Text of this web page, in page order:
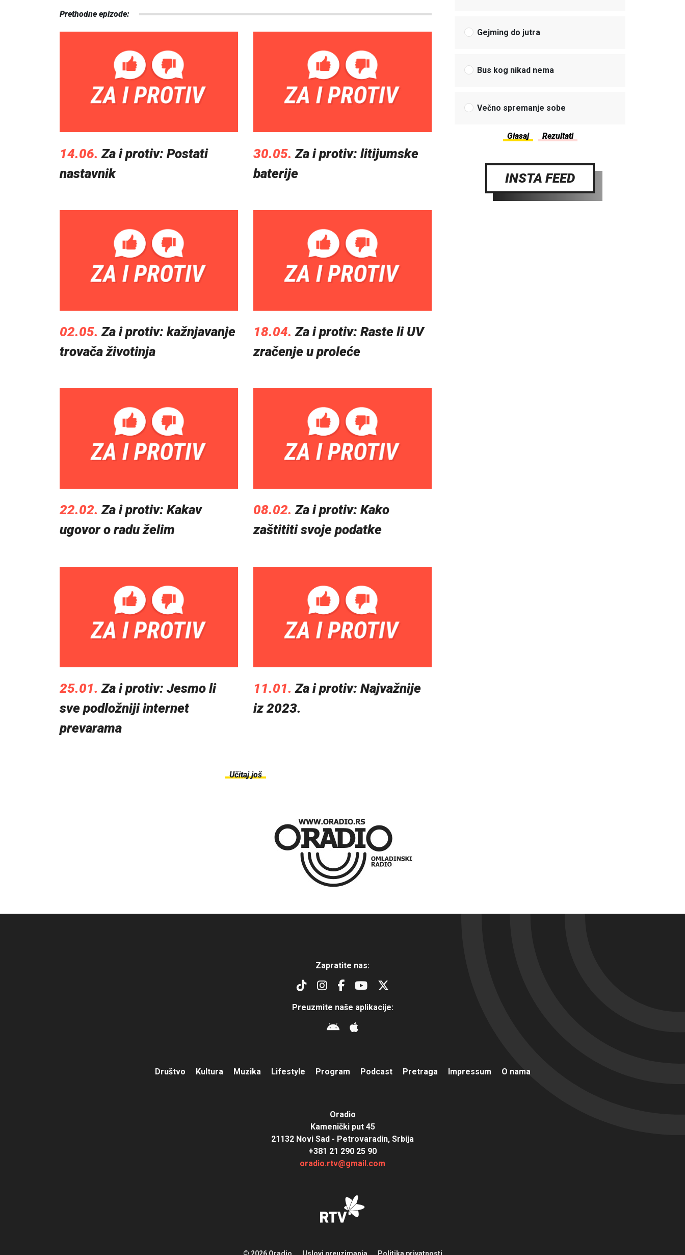
Prethodne epizode:
14.06. Za i protiv: Postati
nastavnik
30.05. Za i protiv: litijumske
baterije
02.05. Za i protiv: kažnjavanje
trovača životinja
18.04. Za i protiv: Raste li UV
zračenje u proleće
22.02. Za i protiv: Kakav
ugovor o radu želim
08.02. Za i protiv: Kako
zaštititi svoje podatke
25.01. Za i protiv: Jesmo li
sve podložniji internet
prevarama
11.01. Za i protiv: Najvažnije
iz 2023.
Učitaj još
Gejming do jutra
Bus kog nikad nema
Večno spremanje sobe
INSTA FEED
Zapratite nas:
Preuzmite naše aplikacije:
Društvo Kultura Muzika Lifestyle Program Podcast Pretraga Impressum O nama
Oradio
Kamenički put 45
21132 Novi Sad - Petrovaradin, Srbija
+381 21 290 25 90
oradio.rtv@gmail.com